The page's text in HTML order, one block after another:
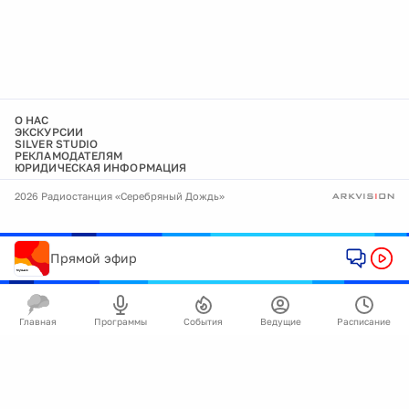
О НАС
ЭКСКУРСИИ
SILVER STUDIO
РЕКЛАМОДАТЕЛЯМ
ЮРИДИЧЕСКАЯ ИНФОРМАЦИЯ
2026 Радиостанция «Серебряный Дождь»
Прямой эфир
Главная Программы События Ведущие Расписание